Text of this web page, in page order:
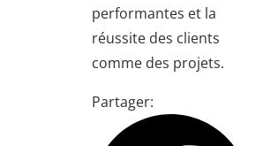
performantes et la
réussite des clients
comme des projets.
Partager: